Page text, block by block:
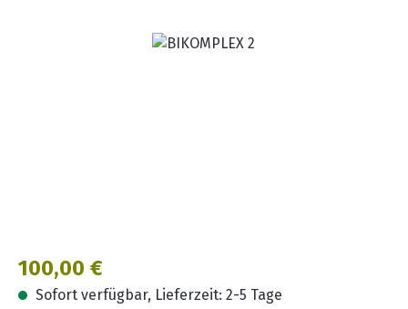
Bildergalerie überspringen
Regulärer Preis:
100,00 €
Sofort verfügbar, Lieferzeit: 2-5 Tage